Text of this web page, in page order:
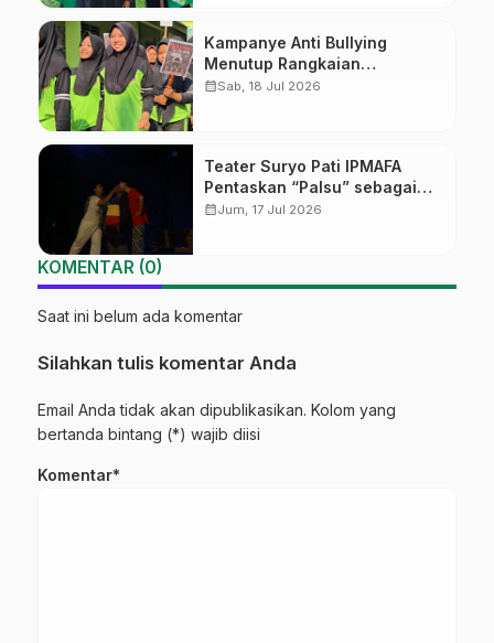
Kampanye Anti Bullying
Menutup Rangkaian
MATAMUDA 2026 MTs-MA
calendar_monthSab, 18 Jul 2026
Teater Suryo Pati IPMAFA
Pentaskan “Palsu” sebagai
Kritik Sosial
calendar_monthJum, 17 Jul 2026
KOMENTAR (0)
Saat ini belum ada komentar
Silahkan tulis komentar Anda
Email Anda tidak akan dipublikasikan. Kolom yang
bertanda bintang (*) wajib diisi
Komentar*